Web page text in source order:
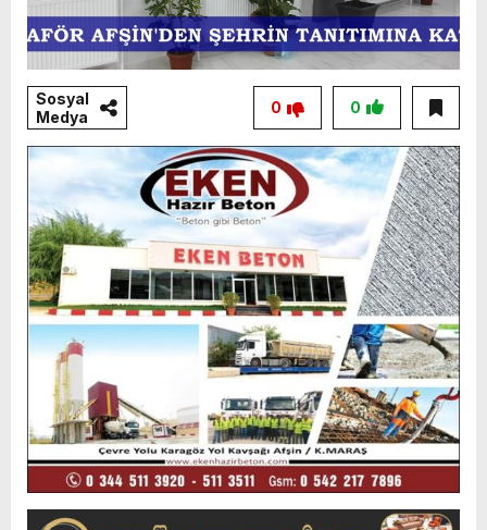
Sosyal
Medya
0
0